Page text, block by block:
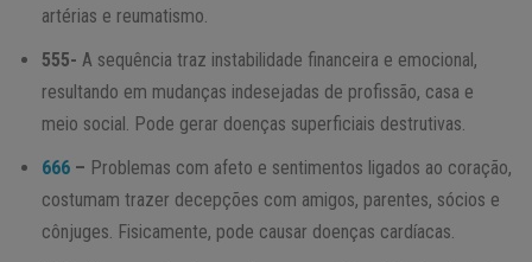
artérias e reumatismo.
555- A sequência traz instabilidade financeira e emocional,
resultando em mudanças indesejadas de profissão, casa e
meio social. Pode gerar doenças superficiais destrutivas.
666 – Problemas com afeto e sentimentos ligados ao coração,
costumam trazer decepções com amigos, parentes, sócios e
cônjuges. Fisicamente, pode causar doenças cardíacas.